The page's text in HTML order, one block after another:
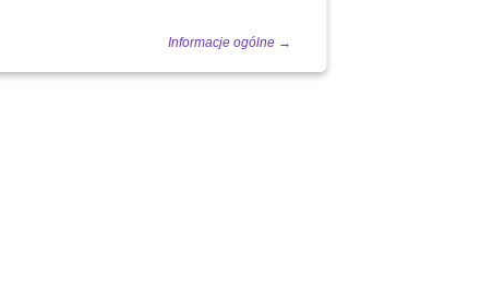
Informacje ogólne →